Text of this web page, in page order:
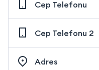
Cep Telefonu
Cep Telefonu 2
Adres